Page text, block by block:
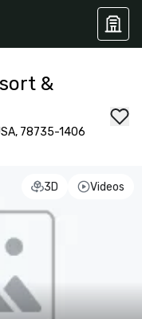
&
78735-1406
3D Videos